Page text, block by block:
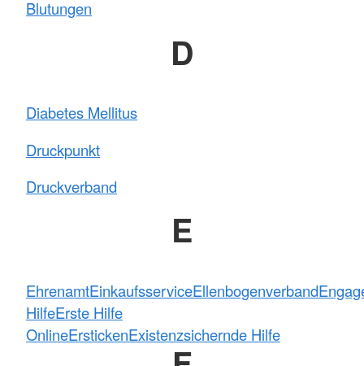
Blutungen
D
Diabetes Mellitus
Druckpunkt
Druckverband
E
EhrenamtEinkaufsserviceEllenbogenverband
HilfeErste Hilfe
OnlineErstickenExistenzsichernde Hilfe